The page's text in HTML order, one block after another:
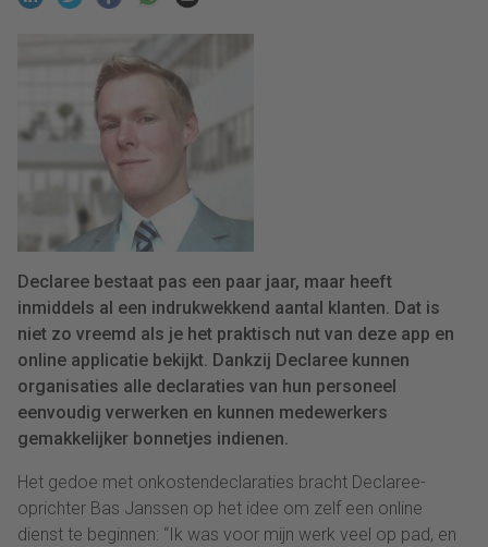
Declaree bestaat pas een paar jaar, maar heeft
inmiddels al een indrukwekkend aantal klanten. Dat is
niet zo vreemd als je het praktisch nut van deze app en
online applicatie bekijkt. Dankzij Declaree kunnen
organisaties alle declaraties van hun personeel
eenvoudig verwerken en kunnen medewerkers
gemakkelijker bonnetjes indienen.
Het gedoe met onkostendeclaraties bracht Declaree-
oprichter Bas Janssen op het idee om zelf een online
dienst te beginnen: “Ik was voor mijn werk veel op pad, en